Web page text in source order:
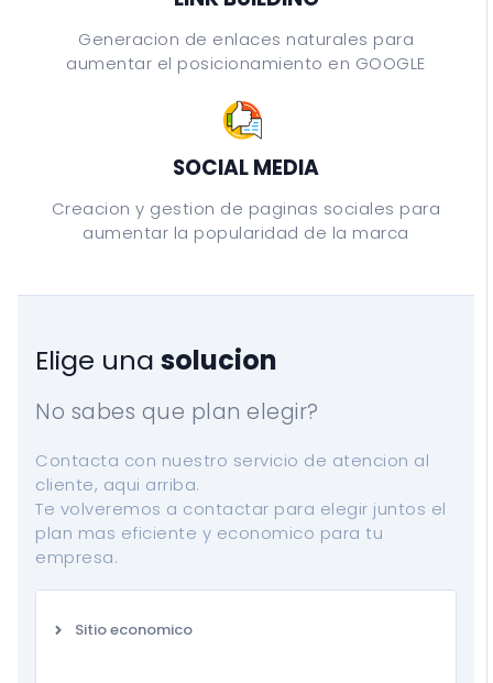
Generacion de enlaces naturales para
aumentar el posicionamiento en GOOGLE
SOCIAL MEDIA
Creacion y gestion de paginas sociales para
aumentar la popularidad de la marca
Elige una solucion
No sabes que plan elegir?
Contacta con nuestro servicio de atencion al
cliente, aqui arriba.
Te volveremos a contactar para elegir juntos el
plan mas eficiente y economico para tu
empresa.
Sitio economico